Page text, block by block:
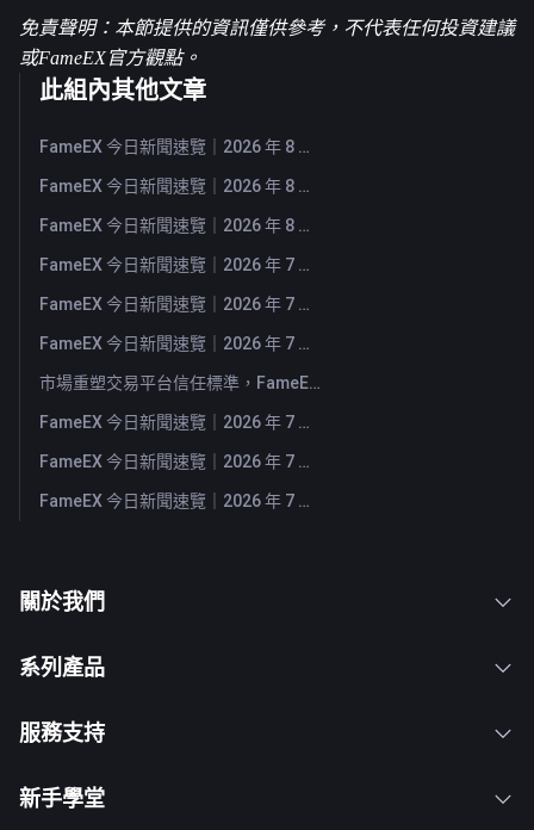
免責聲明：本節提供的資訊僅供參考，不代表任何投資建議
或FameEX官方觀點。
此組內其他文章
FameEX 今日新聞速覽｜2026 年 8 月 5 日
FameEX 今日新聞速覽｜2026 年 8 月 4 日
FameEX 今日新聞速覽｜2026 年 8 月 3 日
FameEX 今日新聞速覽｜2026 年 7 月 31 日
FameEX 今日新聞速覽｜2026 年 7 月 30 日
FameEX 今日新聞速覽｜2026 年 7 月 29 日
市場重塑交易平台信任標準，FameEX 以八年穩健營運持續服務全球用戶
FameEX 今日新聞速覽｜2026 年 7 月 28 日
FameEX 今日新聞速覽｜2026 年 7 月 27 日
FameEX 今日新聞速覽｜2026 年 7 月 24 日
關於我們
系列產品
服務支持
新手學堂